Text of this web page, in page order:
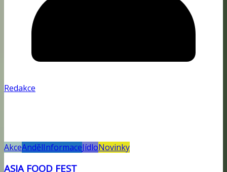
Redakce
AkceAndělInformaceJídloNovinky
ASIA FOOD FEST